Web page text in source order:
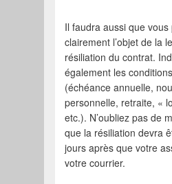
Il faudra aussi que vous
clairement l’objet de la
résiliation du contrat.
également les
(échéance annuelle,
personnelle, retraite, «
etc.). N’oubliez pas de
que la résiliation devra
jours après que votre
votre courrier.